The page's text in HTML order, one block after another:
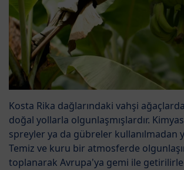
Kosta Rika dağlarındaki vahşi
doğal yollarla olgunlaşmışlardır.
spreyler ya da gübreler kullanılmadan
Temiz ve kuru bir atmosferde
toplanarak Avrupa'ya gemi ile